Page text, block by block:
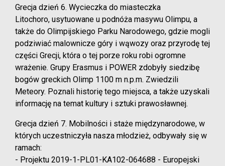
Grecja dzień 6. Wycieczka do miasteczka
Litochoro, usytuowane u podnóża masywu Olimpu, a
także do Olimpijskiego Parku Narodowego, gdzie mogli
podziwiać malownicze góry i wąwozy oraz przyrodę tej
części Grecji, która o tej porze roku robi ogromne
wrażenie. Grupy Erasmus i POWER zdobyły siedzibę
bogów greckich Olimp 1100 m n.p.m. Zwiedzili
Meteory. Poznali historię tego miejsca, a także uzyskali
informację na temat kultury i sztuki prawosławnej.
Grecja dzień 7. Mobilności i staże międzynarodowe, w
których uczestniczyła nasza młodzież, odbywały się w
ramach:
- Projektu 2019-1-PL01-KA102-064688 - Europejski